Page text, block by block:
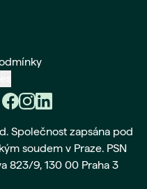
Společnost zapsána pod
soudem v Praze. PSN
823/9, 130 00 Praha 3